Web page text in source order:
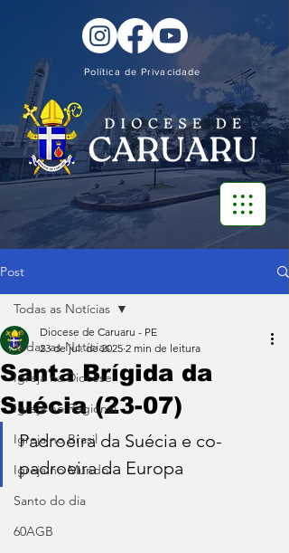
Política de Privacidade
Post
Todas as Notícias
Igreja na Diocese
Igreja no Regional
Igreja no Brasil
Igreja no Mundo
Santo do dia
60AGB
Todas as Notícias
Santa Brígida da
Suécia (23-07)
Diocese de Caruaru - PE
23 de jul. de 2025 2 min de leitura
Padroeira da Suécia e co-
padroeira da Europa